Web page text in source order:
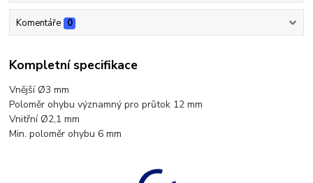
Komentáře 0
Kompletní specifikace
Vnější Ø3 mm
Poloměr ohybu významný pro průtok 12 mm
Vnitřní Ø2,1 mm
Min. poloměr ohybu 6 mm